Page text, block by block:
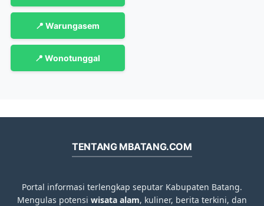
📍 Warungasem
📍 Wonotunggal
TENTANG MBATANG.COM
Portal informasi terlengkap seputar Kabupaten Batang.
Mengulas potensi wisata alam, kuliner, berita terkini, dan